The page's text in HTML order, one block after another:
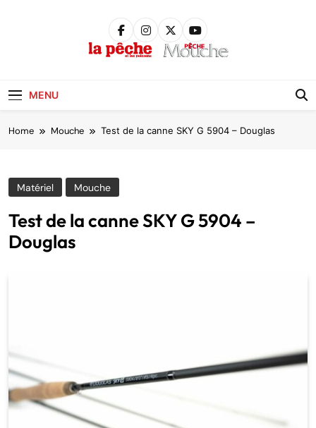
MENU
Home Mouche Test de la canne SKY G 5904 – Douglas
Matériel Mouche
Test de la canne SKY G 5904 –
Douglas